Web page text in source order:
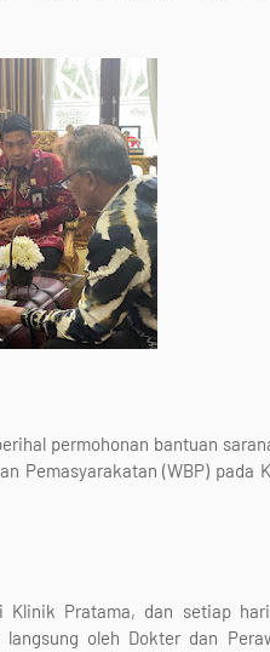
permohonan bantuan
Pemasyarakatan (WBP) pada
Pratama, dan setiap
oleh Dokter dan